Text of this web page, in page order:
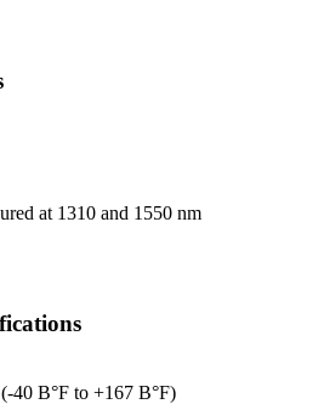
at 1310 and 1550 nm
40 В°F to +167 В°F)